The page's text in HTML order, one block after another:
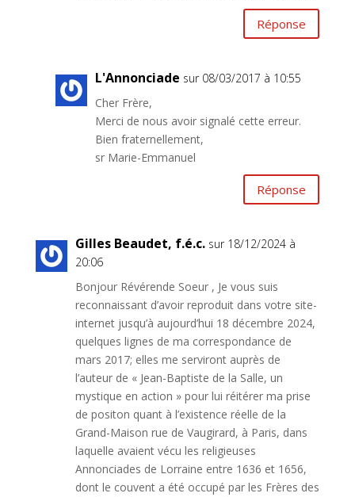
Réponse
L'Annonciade sur 08/03/2017 à 10:55
Cher Frère,
Merci de nous avoir signalé cette erreur.
Bien fraternellement,
sr Marie-Emmanuel
Réponse
Gilles Beaudet, f.é.c. sur 18/12/2024 à
20:06
Bonjour Révérende Soeur , Je vous suis
reconnaissant d’avoir reproduit dans votre site-
internet jusqu’à aujourd’hui 18 décembre 2024,
quelques lignes de ma correspondance de
mars 2017; elles me serviront auprès de
l’auteur de « Jean-Baptiste de la Salle, un
mystique en action » pour lui réitérer ma prise
de positon quant à l’existence réelle de la
Grand-Maison rue de Vaugirard, à Paris, dans
laquelle avaient vécu les religieuses
Annonciades de Lorraine entre 1636 et 1656,
dont le couvent a été occupé par les Frères des